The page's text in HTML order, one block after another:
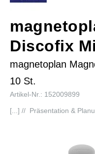
Discofix
magnetoplan
10 St.
Artikel-Nr.: 152009899
[...] // Präsentation &